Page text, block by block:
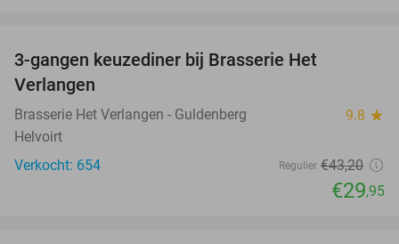
3-gangen keuzediner bij Brasserie Het
Verlangen
Brasserie Het Verlangen - Guldenberg 9.8 star
Helvoirt
Verkocht: 654
Regulier €43,20
€29,95